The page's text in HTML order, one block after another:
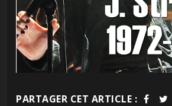
PARTAGER CET ARTICLE :